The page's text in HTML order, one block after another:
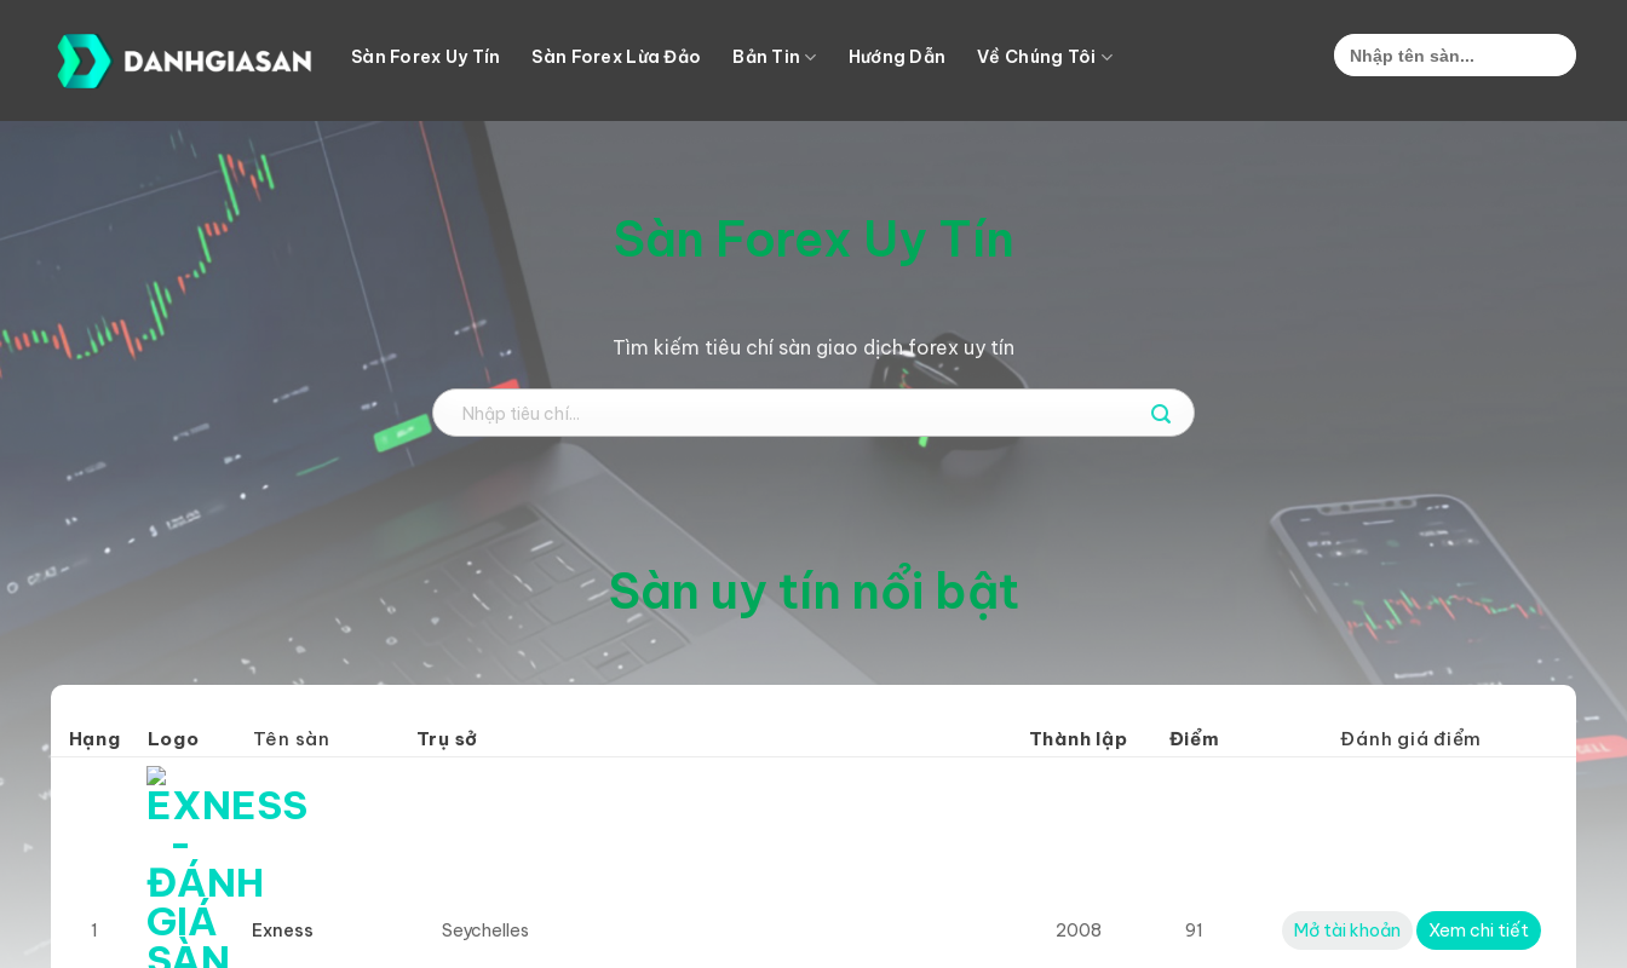
content
Sàn Forex Uy Tín Sàn Forex Lừa Đảo Bản Tin Hướng Dẫn Về Chúng Tôi
Search
for:
Sàn Forex Uy Tín
Tìm kiếm tiêu chí sàn giao dịch forex uy tín
Sàn uy tín nổi bật
Hạng Logo Tên sàn Trụ sở Thành lập Điểm Đánh giá điểm
1 Exness Seychelles 2008 91 Mở tài khoản Xem chi tiết